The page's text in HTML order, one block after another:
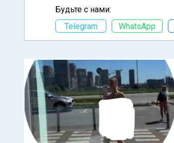
Будьте с нами:
Telegram
WhatsApp